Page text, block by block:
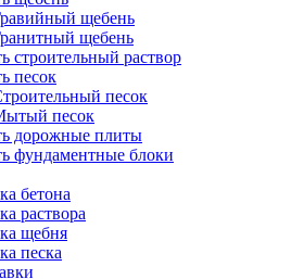
щебень
щебень
строительный раствор
песок
песок
песок
дорожные плиты
фундаментные блоки
бетона
раствора
щебня
песка